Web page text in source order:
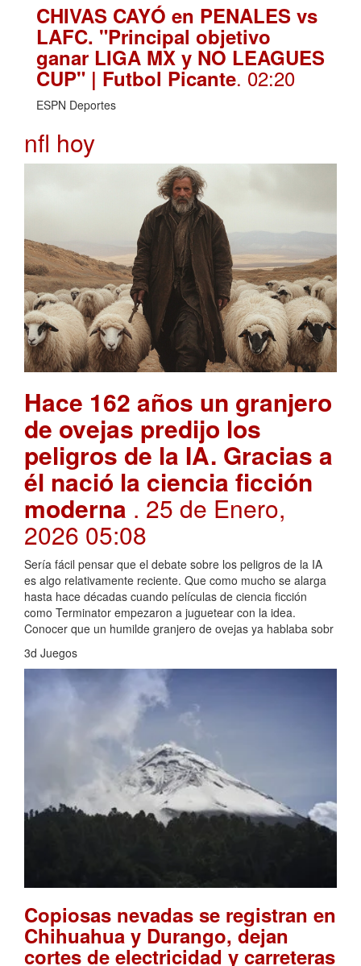
CHIVAS CAYÓ en PENALES vs
LAFC. "Principal objetivo
ganar LIGA MX y NO LEAGUES
CUP" | Futbol Picante. 02:20
ESPN Deportes
nfl hoy
Hace 162 años un granjero
de ovejas predijo los
peligros de la IA. Gracias a
él nació la ciencia ficción
moderna . 25 de Enero,
2026 05:08
Sería fácil pensar que el debate sobre los peligros de la IA
es algo relativamente reciente. Que como mucho se alarga
hasta hace décadas cuando películas de ciencia ficción
como Terminator empezaron a juguetear con la idea.
Conocer que un humilde granjero de ovejas ya hablaba sobr
3d Juegos
Copiosas nevadas se registran en
Chihuahua y Durango, dejan
cortes de electricidad y carreteras